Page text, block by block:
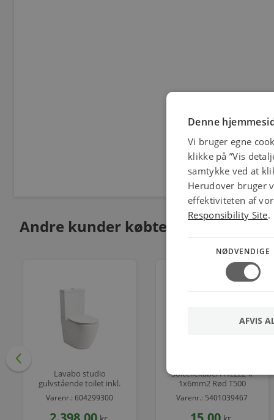
Andre kunder købte også
Lavabo studio
gulvstående toilet inkl.
slim sæde
820x620x360mm 4/6l
skjult lås hvid
Varenr.: 604299300
Solcellekabel H1z2z2-k
1x6mm2 Rød T500
Varenr.: 5401039467
Denne
Vi bruger egne
klikke på ”Vis
samtykke ved at
Herudover bruger
effektiviteten af
Responsibility Site.
NØDVENDIGE
AFVIS